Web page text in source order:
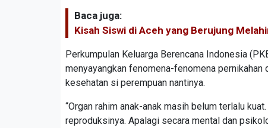
Baca juga:
Kisah Siswi di Aceh yang Berujung
Perkumpulan Keluarga Berencana Indonesia
menyayangkan fenomena-fenomena pernikahan
kesehatan si perempuan nantinya.
“Organ rahim anak-anak masih belum terlalu
reproduksinya. Apalagi secara mental dan